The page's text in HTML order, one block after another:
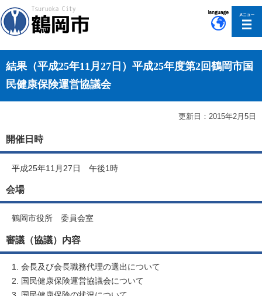
結果（平成25年11月27日）平成25年度第2回鶴岡市国
民健康保険運営協議会
更新日：2015年2月5日
開催日時
平成25年11月27日 午後1時
会場
鶴岡市役所 委員会室
審議（協議）内容
会長及び会長職務代理の選出について
国民健康保険運営協議会について